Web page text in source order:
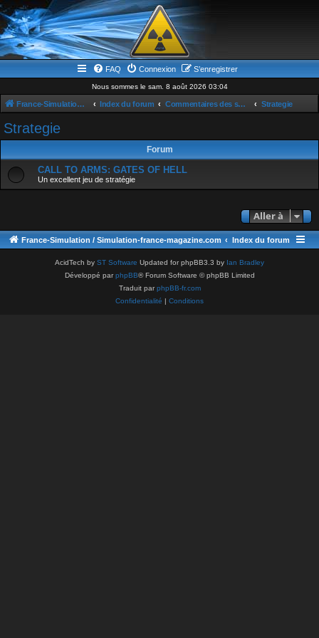
FAQ Connexion S’enregistrer
Nous sommes le sam. 8 août 2026 03:04
France-Simulation / Simulation-france-magazine.com Index du forum Commentaires des sujets du Site Strategie
Strategie
Forum
CALL TO ARMS: GATES OF HELL
Un excellent jeu de stratégie
Aller à
France-Simulation / Simulation-france-magazine.com Index du forum
AcidTech by ST Software Updated for phpBB3.3 by Ian Bradley
Développé parphpBB® Forum Software © phpBB Limited
Traduit parphpBB-fr.com
Confidentialité | Conditions